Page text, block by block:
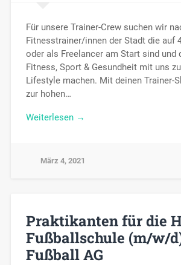
Für unsere Trainer-Crew suchen wir
Fitnesstrainer/innen der Stadt die auf
oder als Freelancer am Start sind und
Fitness, Sport & Gesundheit mit uns
Lifestyle machen. Mit deinen Trainer-
zur hohen…
Weiterlesen →
März 4, 2021
Praktikanten für die
Fußballschule (m/w/
Fußball AG